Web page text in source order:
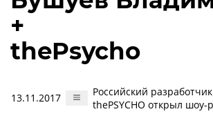
+
thePsycho
13.11.2017
Российский
thePSYCHO открыл шоу-